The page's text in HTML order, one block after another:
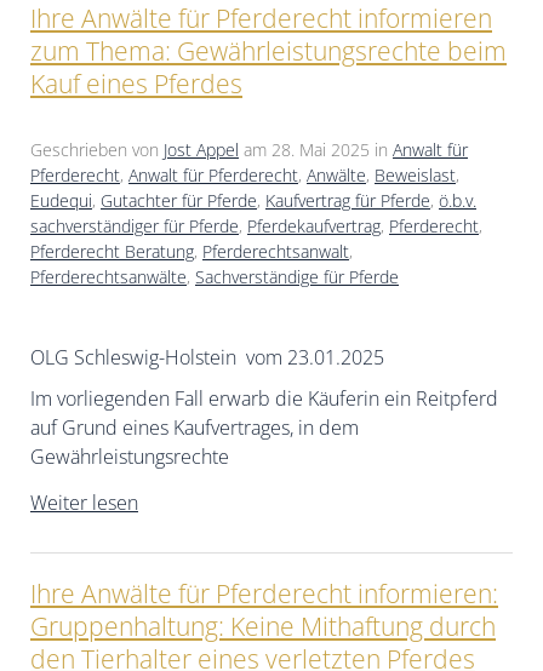
Ihre Anwälte für Pferderecht informieren
zum Thema: Gewährleistungsrechte beim
Kauf eines Pferdes
Geschrieben von Jost Appel am 28. Mai 2025 in Anwalt für
Pferderecht, Anwalt für Pferderecht, Anwälte, Beweislast,
Eudequi, Gutachter für Pferde, Kaufvertrag für Pferde, ö.b.v.
sachverständiger für Pferde, Pferdekaufvertrag, Pferderecht,
Pferderecht Beratung, Pferderechtsanwalt,
Pferderechtsanwälte, Sachverständige für Pferde
OLG Schleswig-Holstein vom 23.01.2025
Im vorliegenden Fall erwarb die Käuferin ein Reitpferd
auf Grund eines Kaufvertrages, in dem
Gewährleistungsrechte
Weiter lesen
Ihre Anwälte für Pferderecht informieren:
Gruppenhaltung: Keine Mithaftung durch
den Tierhalter eines verletzten Pferdes